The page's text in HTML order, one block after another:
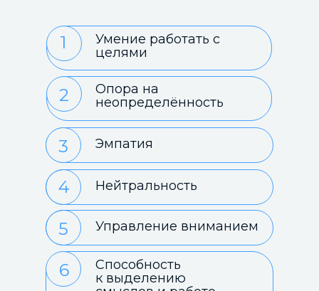
1
Умение работать с
целями
2
Опора на
неопределённость
3 Эмпатия
4 Нейтральность
5 Управление вниманием
6
Способность
к выделению